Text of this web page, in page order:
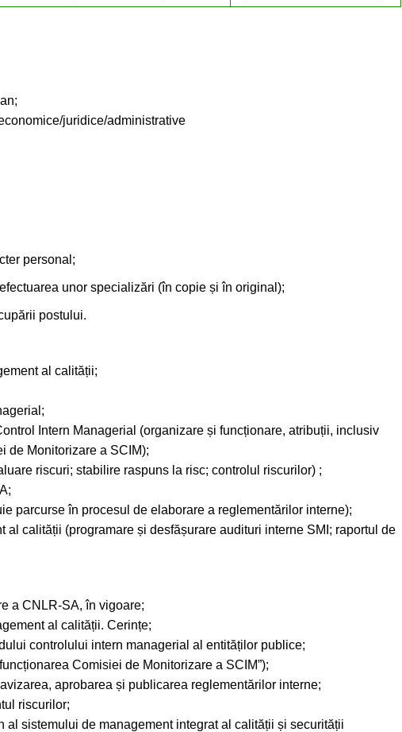
juridice/administrative
personal;
unor specializări (în copie și în original);
postului.
al calității;
Intern Managerial (organizare și funcționare, atribuții, inclusiv
de Monitorizare a SCIM);
riscuri; stabilire raspuns la risc; controlul riscurilor) ;
parcurse în procesul de elaborare a reglementărilor interne);
calității (programare și desfășurare audituri interne SMI; raportul de
a CNLR-SA, în vigoare;
al calității. Cerințe;
controlului intern managerial al entităților publice;
Comisiei de Monitorizare a SCIM”);
aprobarea și publicarea reglementărilor interne;
riscurilor;
al sistemului de management integrat al calității și securității